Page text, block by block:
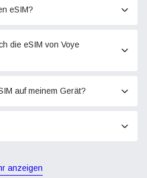
eSIM?
die eSIM von Voye
auf meinem Gerät?
anzeigen